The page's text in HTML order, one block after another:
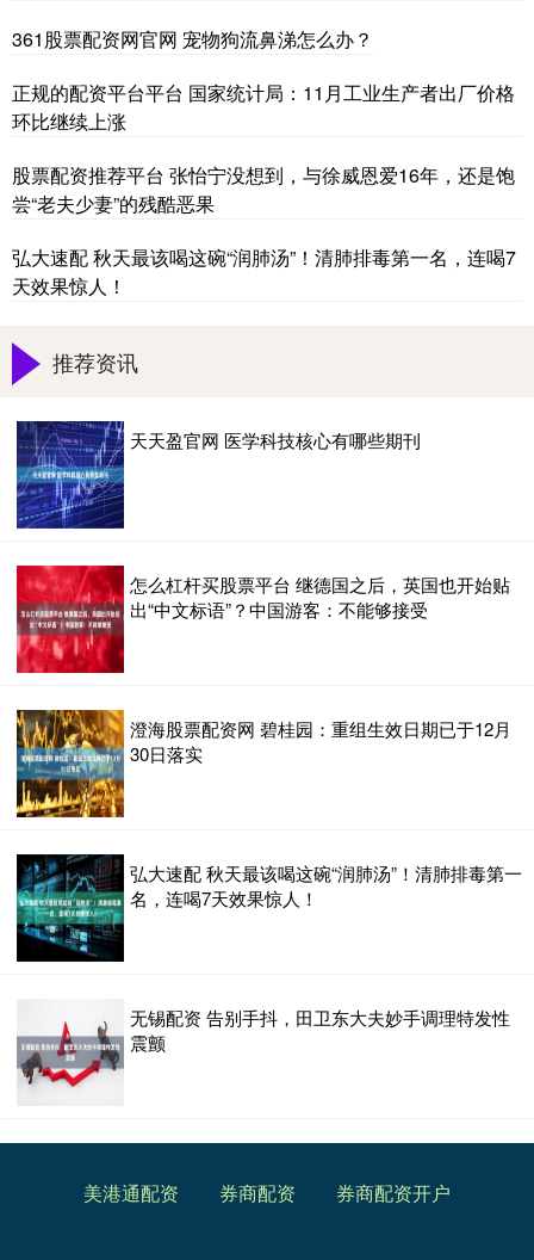
361股票配资网官网 宠物狗流鼻涕怎么办？
正规的配资平台平台 国家统计局：11月工业生产者出厂价格
环比继续上涨
股票配资推荐平台 张怡宁没想到，与徐威恩爱16年，还是饱
尝“老夫少妻”的残酷恶果
弘大速配 秋天最该喝这碗“润肺汤”！清肺排毒第一名，连喝7
天效果惊人！
推荐资讯
天天盈官网 医学科技核心有哪些期刊
怎么杠杆买股票平台 继德国之后，英国也开始贴
出“中文标语”？中国游客：不能够接受
澄海股票配资网 碧桂园：重组生效日期已于12月
30日落实
弘大速配 秋天最该喝这碗“润肺汤”！清肺排毒第一
名，连喝7天效果惊人！
无锡配资 告别手抖，田卫东大夫妙手调理特发性
震颤
美港通配资 券商配资 券商配资开户